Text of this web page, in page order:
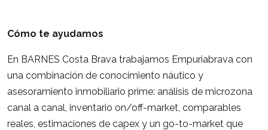
Cómo te ayudamos
En BARNES Costa Brava trabajamos Empuriabrava con
una combinación de conocimiento náutico y
asesoramiento inmobiliario prime: análisis de microzona
canal a canal, inventario on/off-market, comparables
reales, estimaciones de capex y un go-to-market que